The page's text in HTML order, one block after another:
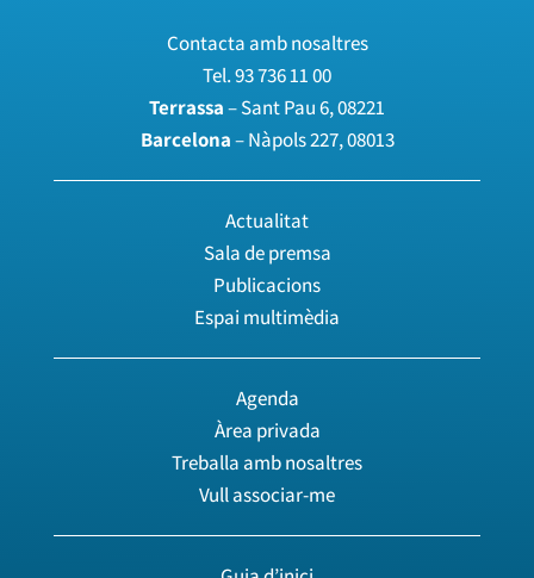
Contacta amb nosaltres
Tel.93 736 11 00
Terrassa– Sant Pau 6, 08221
Barcelona– Nàpols 227, 08013
Actualitat
Sala de premsa
Publicacions
Espai multimèdia
Agenda
Àrea privada
Treballa amb nosaltres
Vull associar-me